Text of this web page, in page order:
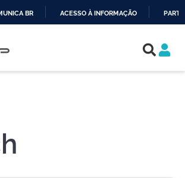
BR ACESSO À INFORMAÇÃO